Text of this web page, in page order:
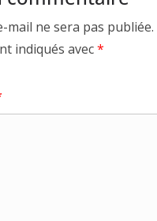
mail ne sera pas publiée.
indiqués avec*